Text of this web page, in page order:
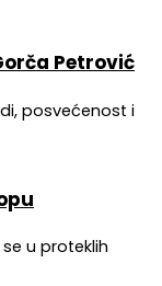
Petrović
posvećenost i
u proteklih